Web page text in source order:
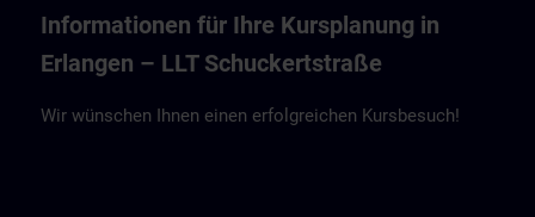
Informationen für Ihre Kursplanung in
Erlangen – LLT Schuckertstraße
Wir wünschen Ihnen einen erfolgreichen Kursbesuch!